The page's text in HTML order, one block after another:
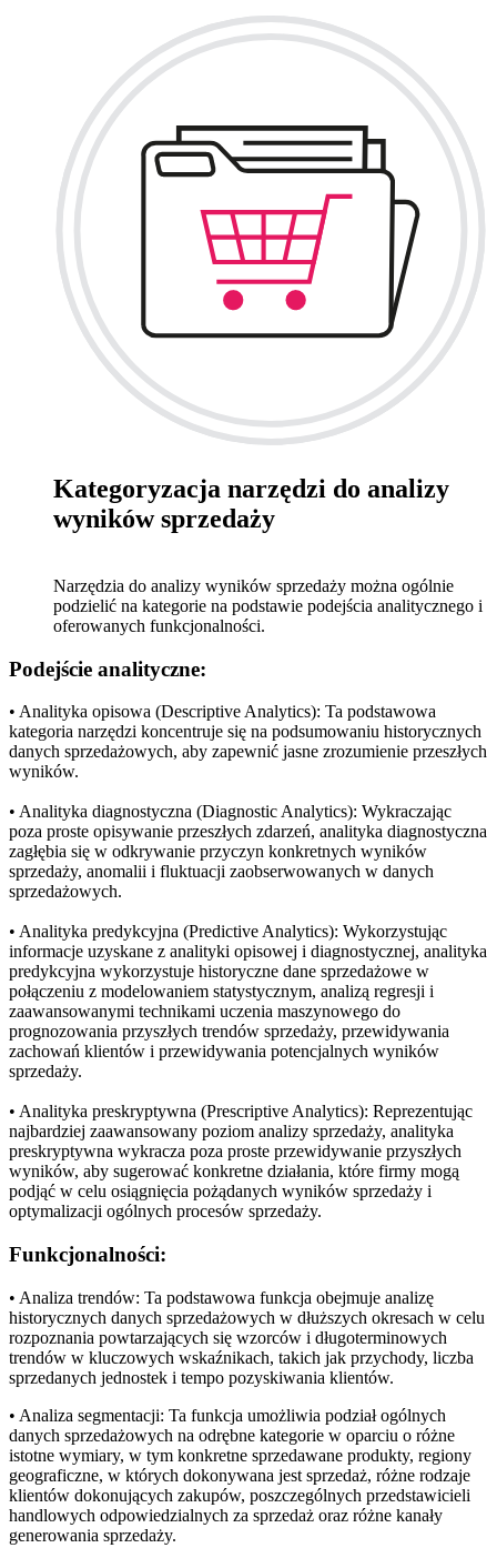
Kategoryzacja narzędzi do analizy
wyników sprzedaży
Narzędzia do analizy wyników sprzedaży można ogólnie
podzielić na kategorie na podstawie podejścia analitycznego i
oferowanych funkcjonalności.
Podejście analityczne:
• Analityka opisowa (Descriptive Analytics): Ta podstawowa
kategoria narzędzi koncentruje się na podsumowaniu historycznych
danych sprzedażowych, aby zapewnić jasne zrozumienie przeszłych
wyników.
• Analityka diagnostyczna (Diagnostic Analytics): Wykraczając
poza proste opisywanie przeszłych zdarzeń, analityka diagnostyczna
zagłębia się w odkrywanie przyczyn konkretnych wyników
sprzedaży, anomalii i fluktuacji zaobserwowanych w danych
sprzedażowych.
• Analityka predykcyjna (Predictive Analytics): Wykorzystując
informacje uzyskane z analityki opisowej i diagnostycznej, analityka
predykcyjna wykorzystuje historyczne dane sprzedażowe w
połączeniu z modelowaniem statystycznym, analizą regresji i
zaawansowanymi technikami uczenia maszynowego do
prognozowania przyszłych trendów sprzedaży, przewidywania
zachowań klientów i przewidywania potencjalnych wyników
sprzedaży.
• Analityka preskryptywna (Prescriptive Analytics): Reprezentując
najbardziej zaawansowany poziom analizy sprzedaży, analityka
preskryptywna wykracza poza proste przewidywanie przyszłych
wyników, aby sugerować konkretne działania, które firmy mogą
podjąć w celu osiągnięcia pożądanych wyników sprzedaży i
optymalizacji ogólnych procesów sprzedaży.
Funkcjonalności:
• Analiza trendów: Ta podstawowa funkcja obejmuje analizę
historycznych danych sprzedażowych w dłuższych okresach w celu
rozpoznania powtarzających się wzorców i długoterminowych
trendów w kluczowych wskaźnikach, takich jak przychody, liczba
sprzedanych jednostek i tempo pozyskiwania klientów.
• Analiza segmentacji: Ta funkcja umożliwia podział ogólnych
danych sprzedażowych na odrębne kategorie w oparciu o różne
istotne wymiary, w tym konkretne sprzedawane produkty, regiony
geograficzne, w których dokonywana jest sprzedaż, różne rodzaje
klientów dokonujących zakupów, poszczególnych przedstawicieli
handlowych odpowiedzialnych za sprzedaż oraz różne kanały
generowania sprzedaży.